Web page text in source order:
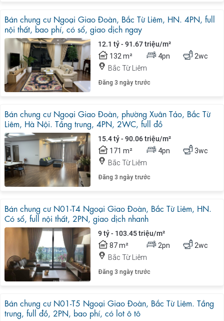
Bán chung cư Ngoại Giao Đoàn, Bắc Từ Liêm, HN. 4PN, full
nội thất, bao phí, có sổ, giao dịch ngay
12.1 tỷ - 91.67 triệu/m²
132 m²
4pn
2wc
Bắc Từ Liêm
Đăng 3 ngày trước
Bán chung cư Ngoại Giao Đoàn, phường Xuân Tảo, Bắc Từ
Liêm, Hà Nội. Tầng trung, 4PN, 2WC, full đồ
15.4 tỷ - 90.06 triệu/m²
171 m²
4pn
3wc
Bắc Từ Liêm
Đăng 3 ngày trước
Bán chung cư N01-T4 Ngoại Giao Đoàn, Bắc Từ Liêm, HN.
Có sổ, full nội thất, 2PN, giao dịch nhanh
9 tỷ - 103.45 triệu/m²
87 m²
2pn
2wc
Bắc Từ Liêm
Đăng 3 ngày trước
Bán chung cư N01-T5 Ngoại Giao Đoàn, Bắc Từ Liêm. Tầng
trung, full đồ, 2PN, bao phí, có lot ô tô